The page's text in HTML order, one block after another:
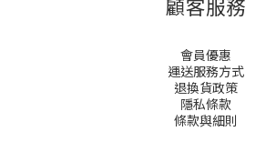
顧客服務
會員優惠
運送服務方式
退換貨政策
隱私條款
條款與細則